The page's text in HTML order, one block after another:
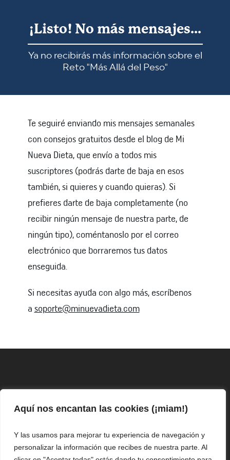
Aquí nos encantan las cookies (¡miam!)
Y las usamos para mejorar tu experiencia de navegación y
personalizar la información que recibes de nuestra parte. Al
¡Listo! No más mensajes...
Ya no recibirás más información sobre el
Reto "Más Allá del Peso"
Te seguiré enviando mis mensajes semanales
con consejos gratuitos desde el blog de Mi
Nueva Dieta, que envío a todos mis
suscriptores (podrás darte de baja en esos
también, si quieres y cuando quieras). Si
prefieres darte de baja completamente (no
recibir ningún mensaje de nuestra parte, de
ningún tipo), coméntanoslo por el correo
electrónico que borraremos tus datos
enseguida.
Si necesitas ayuda con algo más, escríbenos
a soporte@minuevadieta.com
Este evento es completamente gratuito y en él te contaré el detalle de las estrategias que
mis asesorados y yo misma hemos usado para bajar de peso de forma acelerada y
aplicado estas estrategias. Esta página no tiene ninguna afiliación con Facebook. Puedes